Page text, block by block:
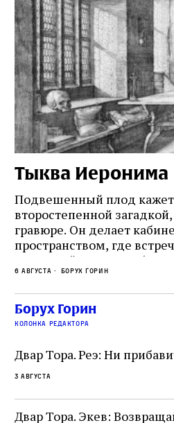
Тыква Иеронима
Подвешенный плод
второстепенной
гравюре. Он делает
пространством, где
греческий и латынь;
церковная традиция;
точность и понятность;
убеждённый в
читатель,
не просто покровитель
окружённый книгами.
одно решение которого
целой общины и стало
спора о том, кому
6 августа Борух Горин
Борух Горин
колонка редактора
Двар Тора. Реэ: Ни
3 августа
Двар Тора. Экев: